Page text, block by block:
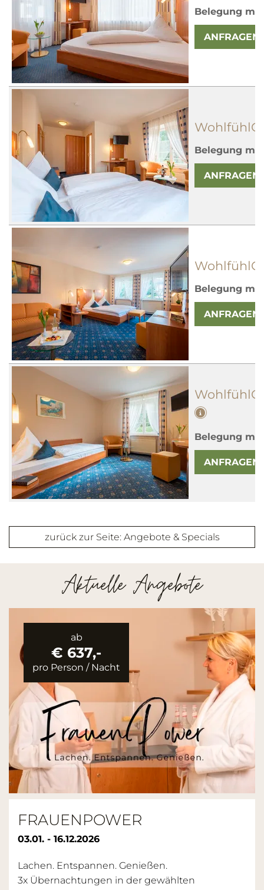
Belegung mit
ANFRAGEN
Belegung mit
ANFRAGEN
Belegung mit
ANFRAGEN
Belegung mit
ANFRAGEN
zurück zur Seite: Angebote & Specials
Aktuelle Angebote
FRAUENPOWER
03.01. - 16.12.2026
Lachen. Entspannen. Genießen.
3x Übernachtungen in der gewählten
ab
€ 637,-
pro Person / Nacht